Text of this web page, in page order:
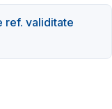
ref. validitate